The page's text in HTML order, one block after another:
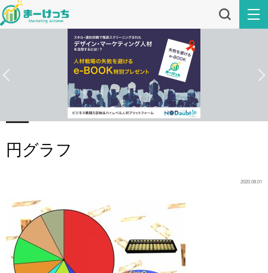
円グラフ
2020.08.01